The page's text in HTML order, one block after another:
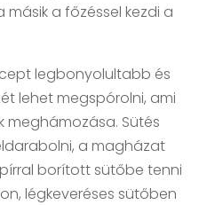
másik a főzéssel kezdi a
legbonyolultabb és
lehet megspórolni, ami
meghámozása. Sütés
a magházat
borított sütőbe tenni
légkeveréses sütőben